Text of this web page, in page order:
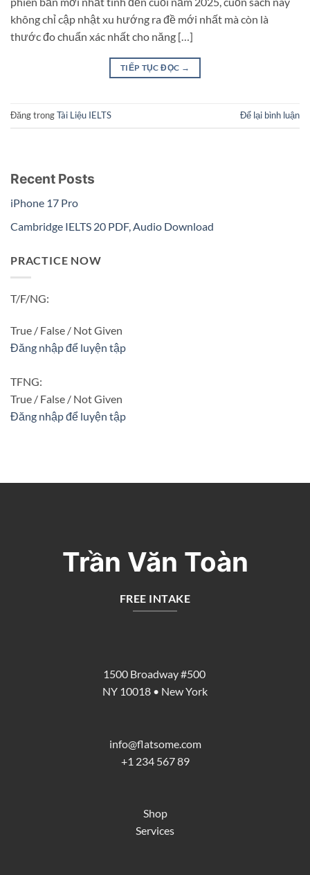
không chỉ cập nhật xu hướng ra đề mới nhất mà còn là
thước đo chuẩn xác nhất cho năng […]
TIẾP TỤC ĐỌC →
Đăng trongTài Liệu IELTS Để lại bình luận
Recent Posts
iPhone 17 Pro
Cambridge IELTS 20 PDF, Audio Download
PRACTICE NOW
T/F/NG:
True / False / Not Given
Đăng nhập để luyện tập
TFNG:
True / False / Not Given
Đăng nhập để luyện tập
Trần Văn Toàn
FREE INTAKE
1500 Broadway #500
NY 10018 • New York
info@flatsome.com
+1 234 567 89
Shop
Services